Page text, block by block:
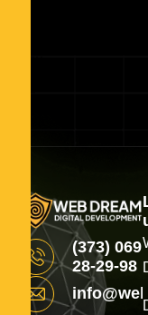
(373) 069
28-29-98